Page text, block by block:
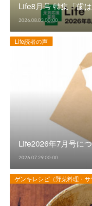
Life8月号 特集「歯
2026.08.03 00:00
Life読者の声
Life2026年7月号に
2026.07.29 00:00
ゲンキレシピ（野菜料理・サ